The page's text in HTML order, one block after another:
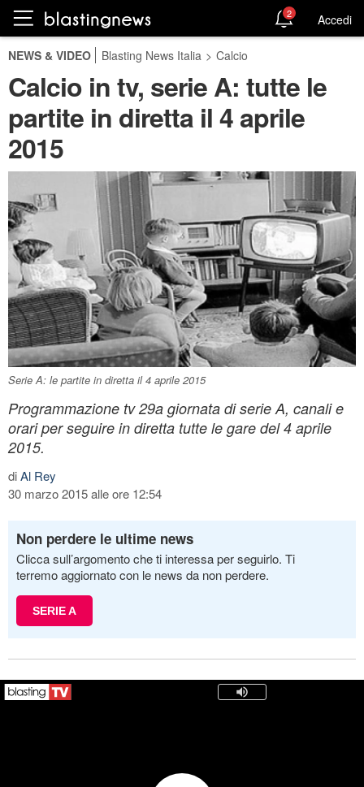
2 Accedi
NEWS & VIDEO Blasting News Italia > Calcio
Calcio in tv, serie A: tutte le
partite in diretta il 4 aprile
2015
Serie A: le partite in diretta il 4 aprile 2015
Programmazione tv 29a giornata di serie A, canali e
orari per seguire in diretta tutte le gare del 4 aprile
2015.
diAl Rey
30 marzo 2015 alle ore 12:54
Non perdere le ultime news
Clicca sull’argomento che ti interessa per seguirlo. Ti
terremo aggiornato con le news da non perdere.
SERIE A